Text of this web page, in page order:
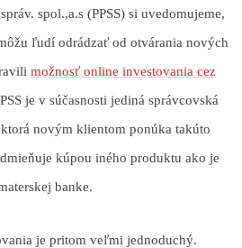
spol.,a.s (PPSS) si uvedomujeme,
ľudí odrádzať od otvárania nových
možnosť online investovania cez
je v súčasnosti jediná správcovská
novým klientom ponúka takúto
kúpou iného produktu ako je
banke.
je pritom veľmi jednoduchý.